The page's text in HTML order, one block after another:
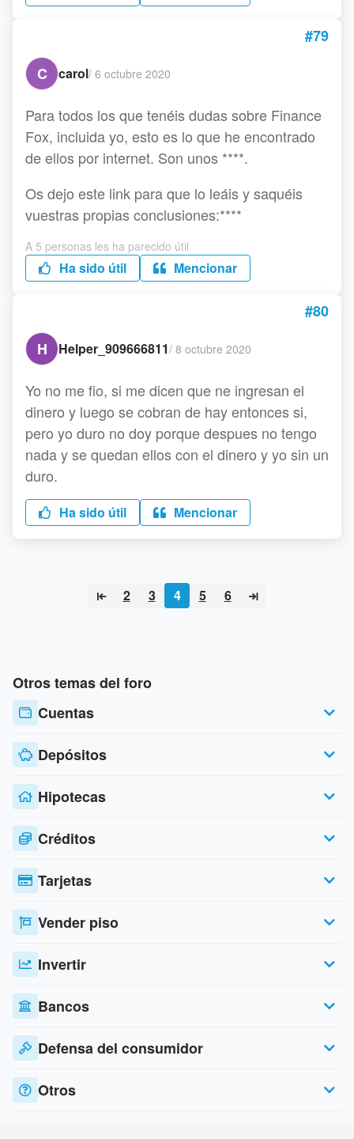
#79
C
carol/ 6 octubre 2020
Para todos los que tenéis dudas sobre Finance
Fox, incluida yo, esto es lo que he encontrado
de ellos por internet. Son unos ****.
Os dejo este link para que lo leáis y saquéis
vuestras propias conclusiones:****
A 5 personas les ha parecido útil
Ha sido útil Mencionar
#80
H
Helper_909666811/ 8 octubre 2020
Yo no me fio, si me dicen que ne ingresan el
dinero y luego se cobran de hay entonces si,
pero yo duro no doy porque despues no tengo
nada y se quedan ellos con el dinero y yo sin un
duro.
Ha sido útil Mencionar
2 3 4 5 6
Otros temas del foro
Cuentas
Depósitos
Hipotecas
Créditos
Tarjetas
Vender piso
Invertir
Bancos
Defensa del consumidor
Otros